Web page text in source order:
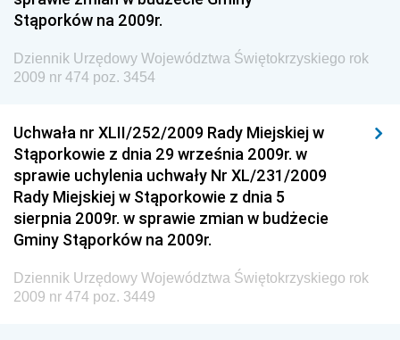
Społecznej
Dziennik Urzędowy Komendy Głównej Straży
Granicznej
Drogowego
Dziennik Urzędowy Narodowego Banku Polskiego
Dziennik Urzędowy Komendy Głównej Policji
Dziennik Urzędowy Ministra Pracy i Polityki
Społecznej
Dziennik Urzędowy Ministra Transportu, Budownictwa
i Gospodarki Morskiej
Stąporków na 2009r.
Dziennik Urzędowy Województwa Świętokrzyskiego rok
2009 nr 474 poz. 3454
Uchwała nr XLII/252/2009 Rady Miejskiej w
Stąporkowie z dnia 29 września 2009r. w
sprawie uchylenia uchwały Nr XL/231/2009
Rady Miejskiej w Stąporkowie z dnia 5
sierpnia 2009r. w sprawie zmian w budżecie
Gminy Stąporków na 2009r.
Dziennik Urzędowy Województwa Świętokrzyskiego rok
2009 nr 474 poz. 3449